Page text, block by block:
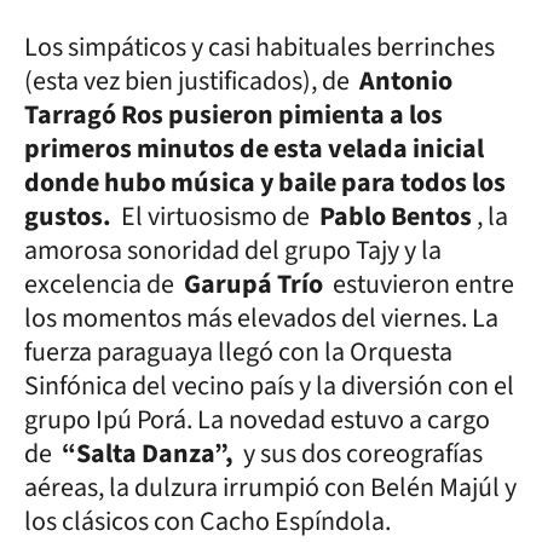
Los simpáticos y casi habituales berrinches
(esta vez bien justificados), de Antonio
Tarragó Ros pusieron pimienta a los
primeros minutos de esta velada inicial
donde hubo música y baile para todos los
gustos. El virtuosismo de Pablo Bentos, la
amorosa sonoridad del grupo Tajy y la
excelencia de Garupá Trío estuvieron entre
los momentos más elevados del viernes. La
fuerza paraguaya llegó con la Orquesta
Sinfónica del vecino país y la diversión con el
grupo Ipú Porá. La novedad estuvo a cargo
de “Salta Danza”, y sus dos coreografías
aéreas, la dulzura irrumpió con Belén Majúl y
los clásicos con Cacho Espíndola.